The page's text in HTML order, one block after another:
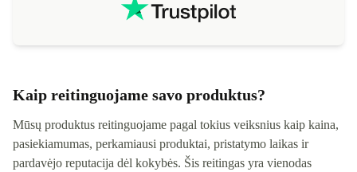
Kaip reitinguojame savo produktus?
Mūsų produktus reitinguojame pagal tokius veiksnius kaip kaina,
pasiekiamumas, perkamiausi produktai, pristatymo laikas ir
pardavėjo reputacija dėl kokybės. Šis reitingas yra vienodas